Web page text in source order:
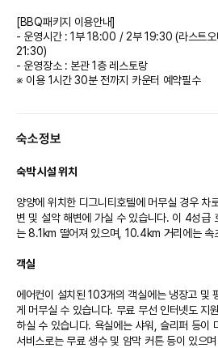
[BBQ패키지 이용안내]
- 운영시간 : 1부 18:00 / 2부 19:30 (라스트
21:30)
- 운영장소 : 본관 1층 레스토랑
※ 이용 1시간 30분 전까지 카운터 예약필수
• 36개월 미만 영유아는 무료 투숙 가능합니다.
• 인원 추가 비용 : 1인 1박당 20,000원
※ 인원 추가 비용과 침구류 추가 비용은 각각
※ 추가 침구 이용을 원하실 경우 현장에서 문의
주차 이용 안내
탁드립니다
※ 상기 내용은 호텔 사정에 따라 사전에 고지되
전 호텔에 확인해주시기 바랍니다.
숙소정보
숙박 시설 위치
양양에 위치한 디그니티호텔에 머무실 경우 차
변 및 설악 해변에 가실 수 있습니다. 이 4성급
는 8.1km 떨어져 있으며, 10.4km 거리에는 속
객실
에어컨이 설치된 103개의 객실에는 냉장고 및
게 머무실 수 있습니다. 무료 무선 인터넷도 지
하실 수 있습니다. 욕실에는 샤워, 슬리퍼 등이
서비스로는 무료 생수 및 암막 커튼 등이 있으